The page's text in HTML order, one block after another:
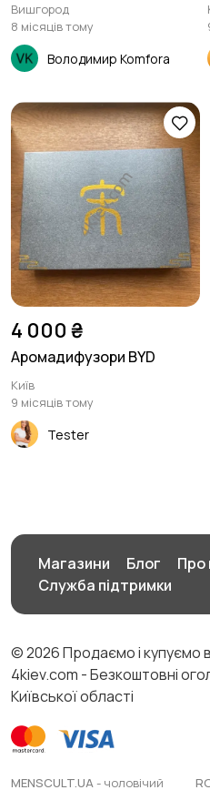
Вишгород
8 місяців тому
Володимир Komfora
4 000 ₴
Аромадифузори BYD
Київ
9 місяців тому
Tester
Магазини Блог
Про
Служба підтримки
© 2026 Продаємо і купуємо
4kiev.com - Безкоштовні
Київської області
MENSCULT.UA- чоловічий